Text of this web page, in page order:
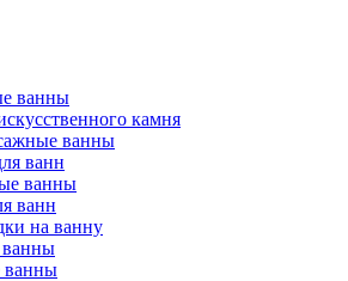
ванны
камня
ванны
ванн
ванны
ванн
на ванну
ванны